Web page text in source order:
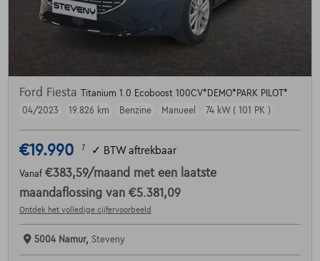
Ford Fiesta
Titanium 1.0 Ecoboost 100CV*DEMO*PARK PILOT*
04/2023
19.826 km Benzine Manueel 74 kW ( 101 PK )
€19.990 1 ✓ BTW aftrekbaar
Vanaf €383,59/maand met een laatste
maandaflossing van €5.381,09
Ontdek het volledige cijfervoorbeeld
5004 Namur, Steveny